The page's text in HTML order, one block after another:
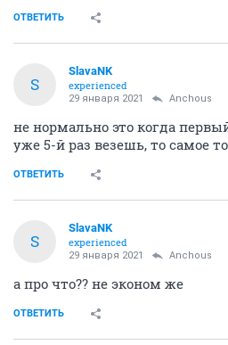
ОТВЕТИТЬ
S
SlavaNK
experienced
29 января 2021 Anchous
не нормально это когда
уже 5-й раз везешь, то самое
ОТВЕТИТЬ
S
SlavaNK
experienced
29 января 2021 Anchous
а про что?? не эконом же
ОТВЕТИТЬ